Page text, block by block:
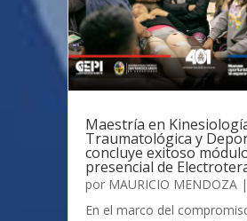
Maestría en
Traumatológica y
concluye exitoso
presencial de
por MAURICIO MENDOZA |
En el marco del